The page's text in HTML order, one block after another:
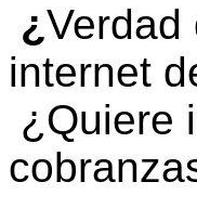
¿Verdad
internet
¿Quiere